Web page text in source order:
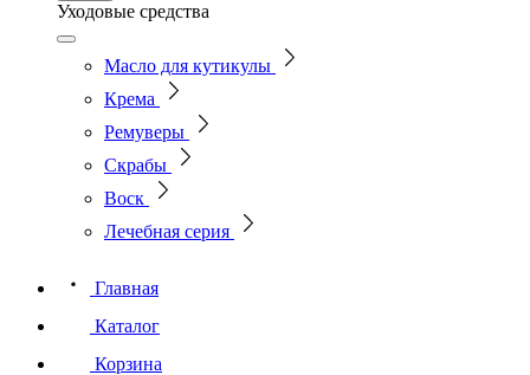
Уходовые средства
Масло для кутикулы
Крема
Ремуверы
Скрабы
Воск
Лечебная серия
Главная
Каталог
Корзина